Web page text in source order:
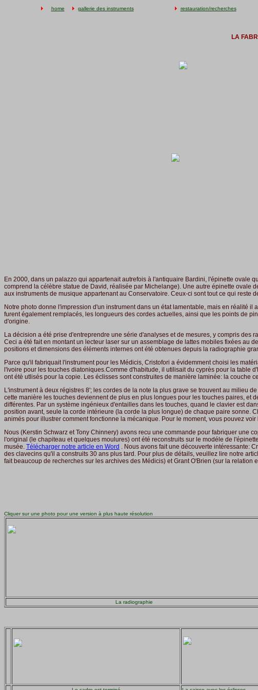
home gallerie des instruments restauration/recherches
LA
En 2000, dans un palazzo qui appartenait autrefois à l'antiquaire Bardini, l'épinette ovale
comprend la célèbre statue de David, réalisée par Michelange). Une autre épinette ovale
aux instruments de musique appartenant au Conservatoire. Ceux-ci sont tout ce qui
Notre photo donne l'impression d'un instrument dans un état lamentable, mais en réalité
furent également remplacés, les longueurs des cordes actuelles, ainsi que les points de
d'origine.
La décision a été prise d'entreprendre une série d'analyses et de mesures, y compris
Ceci a été fait en montant un lecteur laser sur un assemblage de lattes mobiles fixées au
positions et dimensions des éléments internes ont été obtenues depuis la radiographie
Parce qu'il fabriquait l'instrument pour les Médicis, Cristofori a évidemment choisi les
l'ivoire pour les touches diatoniques.Comme d'habitude, il utilisait du cyprès pour la table
ont étè utlisés pour la copie. Les éclisses sont construites de manière laminée: la couche
L'instrument à deux régistres 8'; les cordes de la note la plus grave se trouvent au milieu
cette manière les touches deviennent de plus en plus longues pour les touches paires, et
différentes. Par un système ingénieux d'entailles dans les touches, quand le clavier est
position avant, seule la corde intérieure (la corde la plus longue) de chaque paire sonne.
animés pour illustrer comment fonctionne la mécanique. Pour le moment, vous pouvez
Nous (Kerstin Schwarz et Tony Chinnery) avons recu une commande pour fabriquer une
l'original (le chapiteau et quelques moulures) ont été reconstruits sur le modéle de
musée. Télécharger notre article en Word . Nous avons fait une découverte intéressante:
des clavecins qu'il a construits 30 ans plus tard. Pour plus de détails, veuillez lire notre
fait beaucoup de recherches sur les archives des Médicis) et Grant O'Brien (sur la relation
Cliquer sur une photo pour une version à plus haute résolution
La radiographie